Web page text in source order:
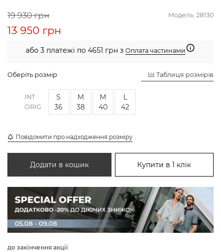
Модель: 28130
19 930 грн
13 950 грн
або 3 платежі по 4651 грн з Оплата частинами
Оберіть розмір Таблиця розмірів
INT
ORIG
S
36
M
38
M
40
L
42
Повідомити про надходження розміру
Додати в кошик Купити в 1 клік
до закінчення акції